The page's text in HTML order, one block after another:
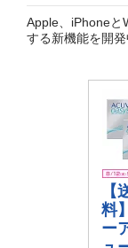
Apple、iPhoneと
する新機能を開発